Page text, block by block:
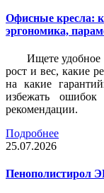
Офисные кресла:
эргономика,
Ищете удобное
рост и вес, какие
на какие
избежать
рекомендации.
Подробнее
25.07.2026
Пенополистирол